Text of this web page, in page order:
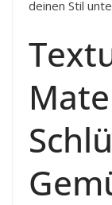
deinen Stil